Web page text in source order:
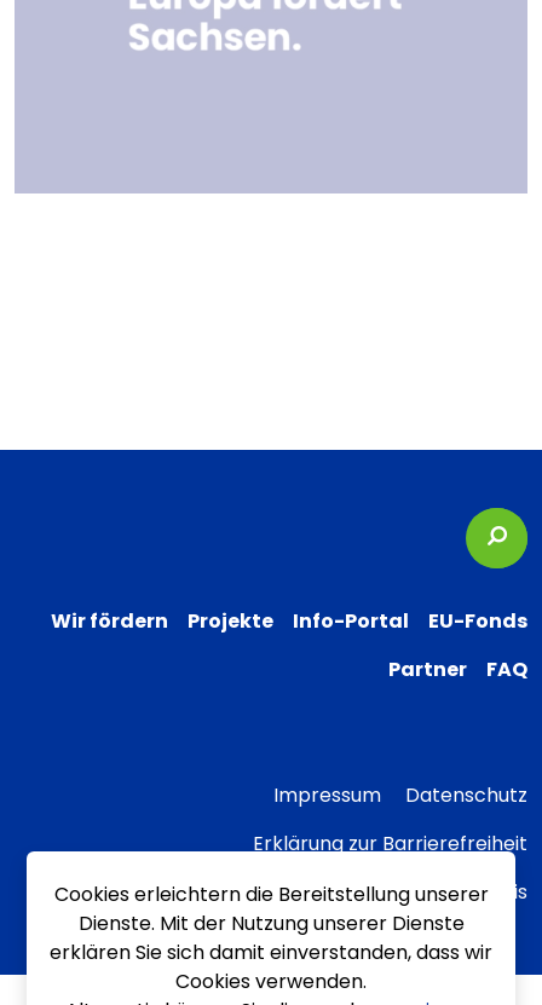
Wir fördern Projekte Info-Portal
EU-Fonds
Partner
FAQ
Impressum
Datenschutz
Erklärung zur Barrierefreiheit
Transparenzhinweis
Cookies erleichtern die Bereitstellung unserer
Dienste. Mit der Nutzung unserer Dienste
erklären Sie sich damit einverstanden, dass wir
Cookies verwenden.